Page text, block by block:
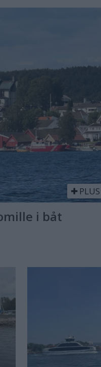
PLUS
i båt